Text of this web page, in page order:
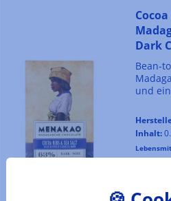
Dark
Bean-
und
Inhalt:
7,90